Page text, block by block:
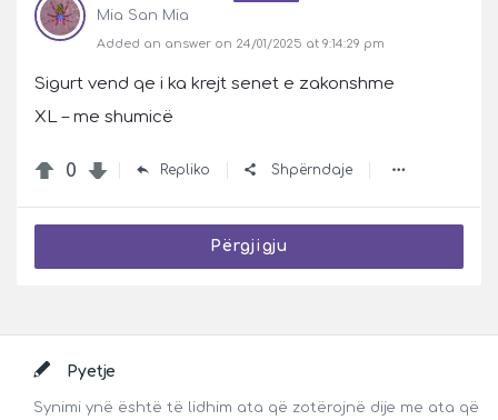
Mia San Mia
Added an answer on 24/01/2025 at 9:14:29 pm
Sigurt vend qe i ka krejt senet e zakonshme
XL – me shumicë
0 Repliko Shpërndaje
Përgjigju
FooterPyetje
Synimi ynë është të lidhim ata që zotërojnë dije me ata që